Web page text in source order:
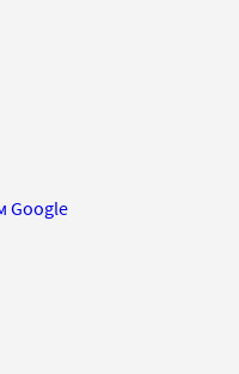
Google